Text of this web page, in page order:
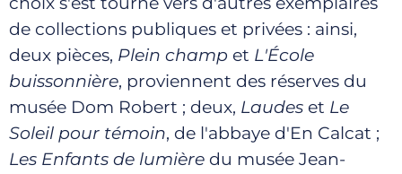
de collections publiques et privées : ainsi,
deux pièces, Plein champ et L'École
buissonnière, proviennent des réserves du
musée Dom Robert ; deux, Laudes et Le
Soleil pour témoin, de l'abbaye d'En Calcat ;
Les Enfants de lumière du musée Jean-